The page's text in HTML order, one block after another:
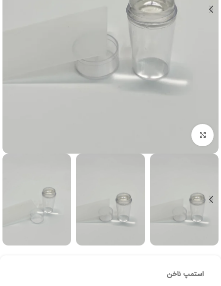
برای بزرگنمایی کلیک کنید
استمپ ناخن